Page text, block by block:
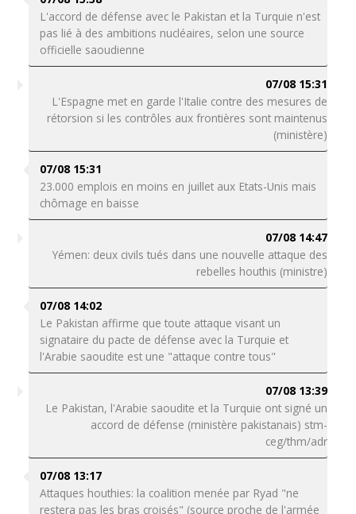
L'accord de défense avec le Pakistan et la Turquie n'est
pas lié à des ambitions nucléaires, selon une source
officielle saoudienne
07/08 15:31
L'Espagne met en garde l'Italie contre des mesures de
rétorsion si les contrôles aux frontières sont maintenus
(ministère)
07/08 15:31
23.000 emplois en moins en juillet aux Etats-Unis mais
chômage en baisse
07/08 14:47
Yémen: deux civils tués dans une nouvelle attaque des
rebelles houthis (ministre)
07/08 14:02
Le Pakistan affirme que toute attaque visant un
signataire du pacte de défense avec la Turquie et
l'Arabie saoudite est une "attaque contre tous"
07/08 13:39
Le Pakistan, l'Arabie saoudite et la Turquie ont signé un
accord de défense (ministère pakistanais) stm-
ceg/thm/adr
07/08 13:17
Attaques houthies: la coalition menée par Ryad "ne
restera pas les bras croisés" (source proche de l'armée